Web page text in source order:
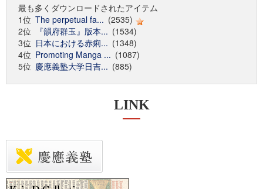
最も多くダウンロードされたアイテム
1位 The perpetual fa... (2535)
2位
『韻府群玉』版本... (1534)
3位 日本における赤痢... (1348)
4位 Promoting Manga ... (1087)
5位 慶應義塾大学日吉... (885)
LINK